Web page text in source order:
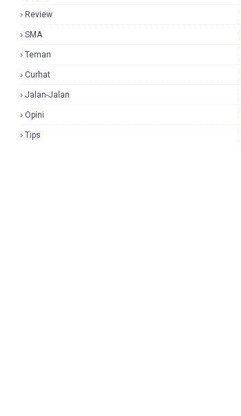
Review
SMA
Teman
Curhat
Jalan-Jalan
Opini
Tips